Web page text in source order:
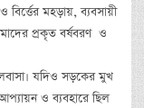
মহড়ায়, ব্যবসায়ী
প্রকৃত বর্ষবরণ ও
যদিও সড়কের মুখ
ও ব্যবহারে ছিল